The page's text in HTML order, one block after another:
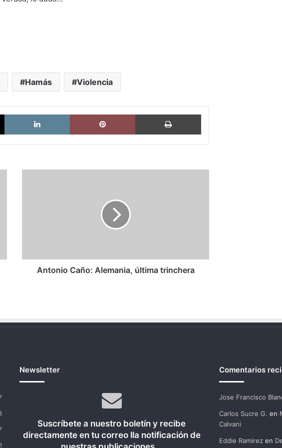
Hamás Violencia
X LinkedIn Pinterest Imprimir
Antonio Caño: Alemania, última trinchera
Newsletter
Suscríbete a nuestro boletín y recibe
directamente en tu correo lla notificación de
Comentarios
Jose Francisco
Carlos Sucre G. en
Calvani
Eddie Ramirezen